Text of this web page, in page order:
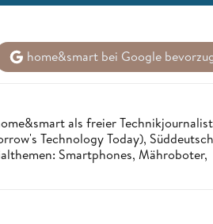
home&smart bei Google
als freier
Technology Today),
Smartphones, Mähroboter,